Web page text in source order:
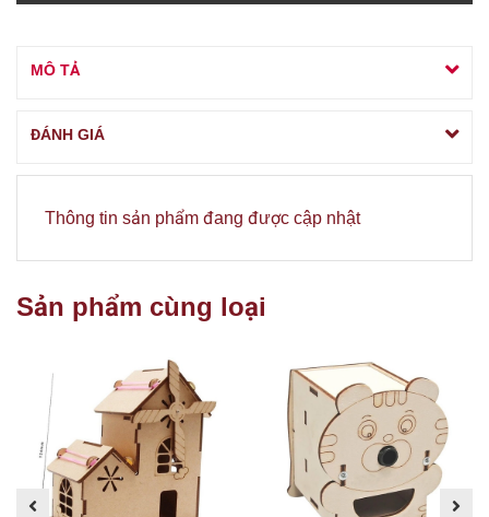
MÔ TẢ
ĐÁNH GIÁ
Thông tin sản phẩm đang được cập nhật
Sản phẩm cùng loại